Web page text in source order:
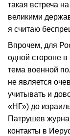
такая встреча
великими
я считаю
Впрочем, для
одной стороне
тема военной
не является
учитывать и
«НГ») до
Патрушев
контакты в